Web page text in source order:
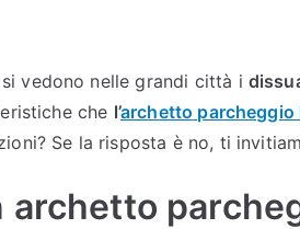
vedono nelle grandi città i
che l’archetto parcheggio
Se la risposta è no, ti
archetto